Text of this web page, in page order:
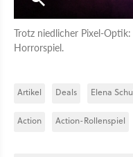
Trotz niedlicher Pixel-
Horrorspiel.
Artikel Deals Elena
Action Action-Rollenspiel